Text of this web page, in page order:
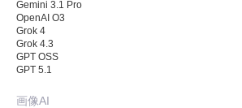
Gemini 3.1 Pro
OpenAI O3
Grok 4
Grok 4.3
GPT OSS
GPT 5.1
画像AI